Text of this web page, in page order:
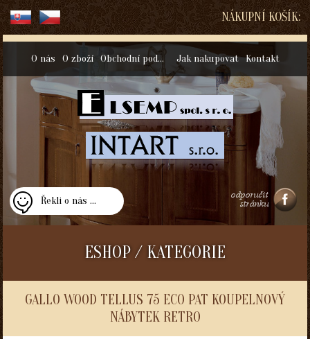
NÁKUPNÍ KOŠÍK:
Řekli o nás ...
O nás O zboží Obchodní podmínky Jak nakupovat Kontakt
GALLO WOOD TELLUS 75 ECO PAT KOUPELNOVÝ
NÁBYTEK RETRO
ESHOP / KATEGORIE